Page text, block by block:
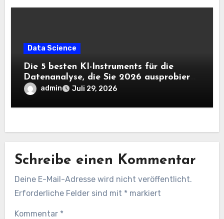
Data Science
Die 5 besten KI-Instruments für die
Datenanalyse, die Sie 2026 ausprobieren
solltenadmin Juli 29, 2026
Schreibe einen Kommentar
Deine E-Mail-Adresse wird nicht veröffentlicht.
Erforderliche Felder sind mit * markiert
Kommentar *